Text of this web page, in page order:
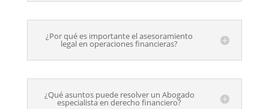
¿Por qué es importante el asesoramiento
legal en operaciones financieras?
¿Qué asuntos puede resolver un Abogado
especialista en derecho financiero?